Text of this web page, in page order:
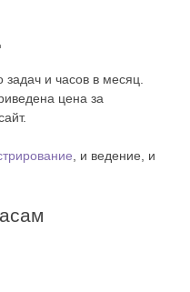
задач и часов в месяц.
цена за
, и ведение, и